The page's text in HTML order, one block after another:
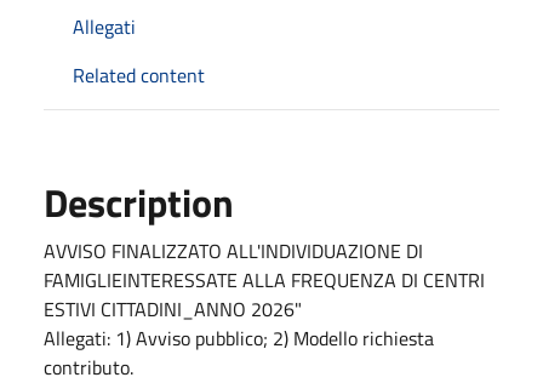
Allegati
Related content
Description
AVVISO FINALIZZATO ALL'INDIVIDUAZIONE DI
FAMIGLIEINTERESSATE ALLA FREQUENZA DI CENTRI
ESTIVI CITTADINI_ANNO 2026"
Allegati: 1) Avviso pubblico; 2) Modello richiesta
contributo.